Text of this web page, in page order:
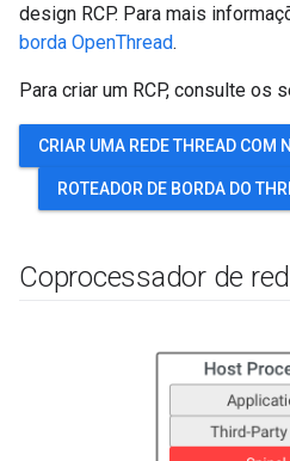
design RCP. Para mais
borda OpenThread.
Para criar um RCP, consulte os
CRIAR UMA REDE THREAD COM
ROTEADOR DE BORDA DO
Coprocessador de